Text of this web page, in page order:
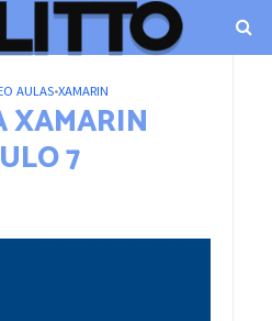
AULAS•XAMARIN
XAMARIN
7